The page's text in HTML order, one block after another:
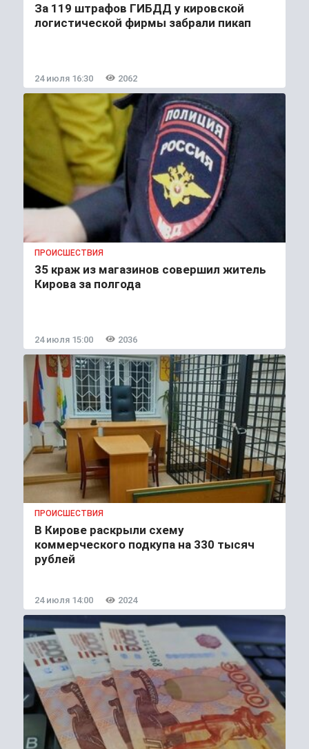
За 119 штрафов ГИБДД у кировской
логистической фирмы забрали пикап
24 июля 16:30 2062
ПРОИСШЕСТВИЯ
35 краж из магазинов совершил житель
Кирова за полгода
24 июля 15:00 2036
ПРОИСШЕСТВИЯ
В Кирове раскрыли схему
коммерческого подкупа на 330 тысяч
рублей
24 июля 14:00 2024